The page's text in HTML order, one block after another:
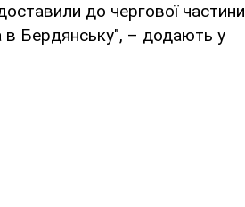
до чергової частини
Бердянську", – додають у